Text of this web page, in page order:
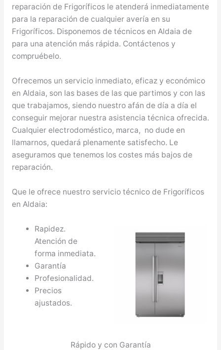
reparación de Frigoríficos le atenderá inmediatamente
para la reparación de cualquier avería en su
Frigoríficos. Disponemos de técnicos en Aldaia de
para una atención más rápida. Contáctenos y
compruébelo.
Ofrecemos un servicio inmediato, eficaz y económico
en Aldaia, son las bases de las que partimos y con las
que trabajamos, siendo nuestro afán de día a día el
conseguir mejorar nuestra asistencia técnica ofrecida.
Cualquier electrodoméstico, marca, no dude en
llamarnos, quedará plenamente satisfecho. Le
aseguramos que tenemos los costes más bajos de
reparación.
Que le ofrece nuestro servicio técnico de Frigoríficos
en Aldaia:
Rapidez.
Atención de
forma inmediata.
Garantía
Profesionalidad.
Precios
ajustados.
Rápido y con Garantía